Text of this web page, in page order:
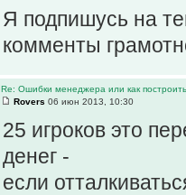
Я подпишусь на
комменты
Re: Ошибки менеджера или как построить
Rovers 06 июн 2013, 10:30
25 игроков это
денег -
если